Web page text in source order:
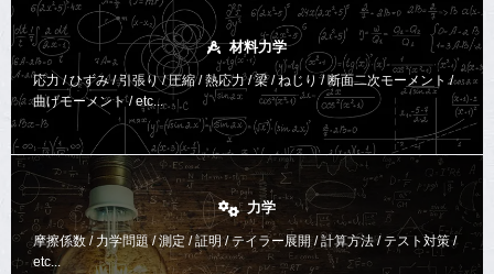
材料力学
応力 / ひずみ / 引張り / 圧縮 / 熱応力 / 梁 / ねじり /断面二次モーメント /
曲げモーメント /etc...
力学
摩擦係数 / 力学問題 / 測定 / 証明 / テイラー展開 / 計算方法 / テスト対策 /
etc...